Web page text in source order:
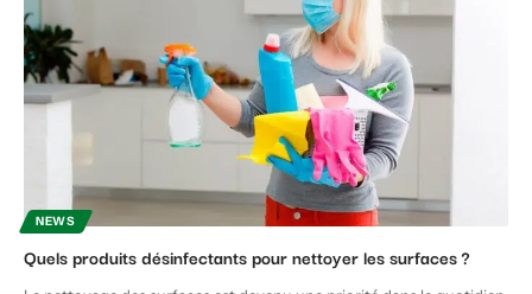
NEWS
Quels produits désinfectants pour nettoyer les surfaces ?